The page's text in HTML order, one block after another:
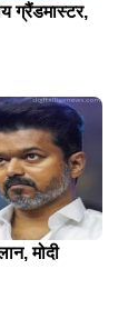
ग्रैंडमास्टर,
मोदी